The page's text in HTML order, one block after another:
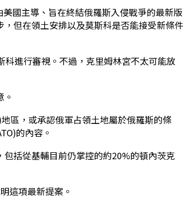
國主導、旨在終結俄羅斯入侵戰爭的最新版
但在領土安排以及莫斯科是否能接受新條件
進行審視。不過，克里姆林宮不太可能放
區 ，或承認俄軍占領土地屬於俄羅斯的條
的內容。
括從基輔目前仍掌控的約20%的頓內茨克
這項最新提案。